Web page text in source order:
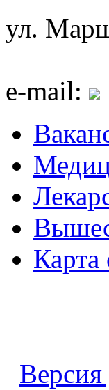
ул.
e-mail:
Карта